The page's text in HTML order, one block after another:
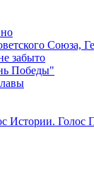
Союза,
забыто
Победы"
Истории. Голос